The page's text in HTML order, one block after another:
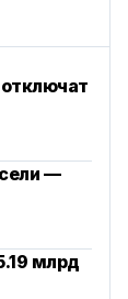
—
млрд